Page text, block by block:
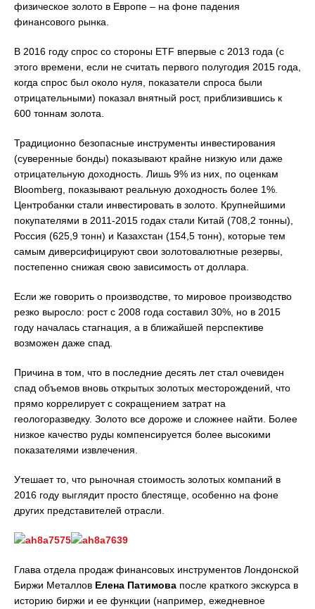
физическое золото в Европе – на фоне падения
финансового рынка.
В 2016 году спрос со стороны ETF впервые с 2013 года (с
этого времени, если не считать первого полугодия 2015 года,
когда спрос был около нуля, показатели спроса были
отрицательными) показал внятный рост, приблизившись к
600 тоннам золота.
Традиционно безопасные инструменты инвестирования
(суверенные бонды) показывают крайне низкую или даже
отрицательную доходность. Лишь 9% из них, по оценкам
Bloomberg, показывают реальную доходность более 1%.
Центробанки стали инвестировать в золото. Крупнейшими
покупателями в 2011-2015 годах стали Китай (708,2 тонны),
Россия (625,9 тонн) и Казахстан (154,5 тонн), которые тем
самым диверсифицируют свои золотовалютные резервы,
постепенно снижая свою зависимость от доллара.
Если же говорить о производстве, то мировое производство
резко выросло: рост с 2008 года составил 30%, но в 2015
году началась стагнация, а в ближайшей перспективе
возможен даже спад.
Причина в том, что в последние десять лет стал очевиден
спад объемов вновь открытых золотых месторождений, что
прямо коррелирует с сокращением затрат на
геологоразведку. Золото все дороже и сложнее найти. Более
низкое качество руды компенсируется более высокими
показателями извлечения.
Утешает то, что рыночная стоимость золотых компаний в
2016 году выглядит просто блестяще, особенно на фоне
других представителей отрасли.
Глава отдела продаж финансовых инструментов Лондонской
Биржи Металлов Елена Патимова после краткого экскурса в
историю биржи и ее функции (например, ежедневное